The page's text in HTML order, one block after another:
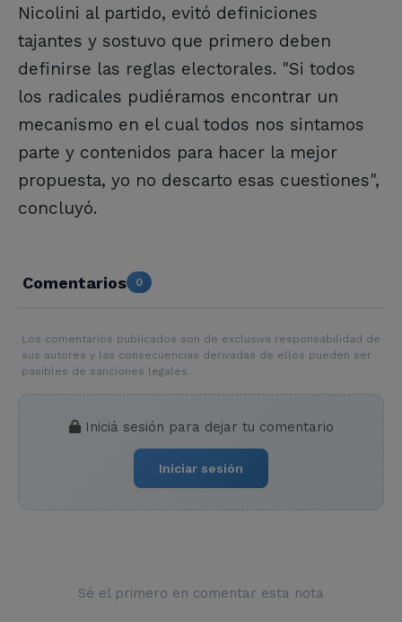
Nicolini al partido, evitó definiciones
tajantes y sostuvo que primero deben
definirse las reglas electorales. "Si todos
los radicales pudiéramos encontrar un
mecanismo en el cual todos nos sintamos
parte y contenidos para hacer la mejor
propuesta, yo no descarto esas cuestiones",
concluyó.
Comentarios 0
Los comentarios publicados son de exclusiva responsabilidad de
sus autores y las consecuencias derivadas de ellos pueden ser
pasibles de sanciones legales.
Iniciá sesión para dejar tu comentario
Iniciar sesión
Sé el primero en comentar esta nota